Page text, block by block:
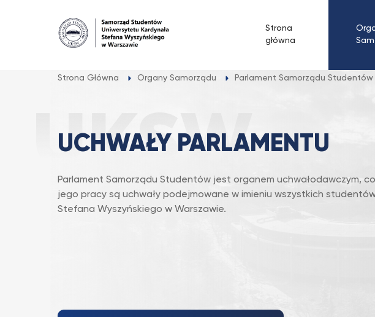
Strona
główna
Strona Główna Organy Samorządu Parlament Samorządu Studentów
UCHWAŁY PARLAMENTU
Parlament Samorządu Studentów jest organem uchwałodawczym,
jego pracy są uchwały podejmowane w imieniu wszystkich
Stefana Wyszyńskiego w Warszawie.